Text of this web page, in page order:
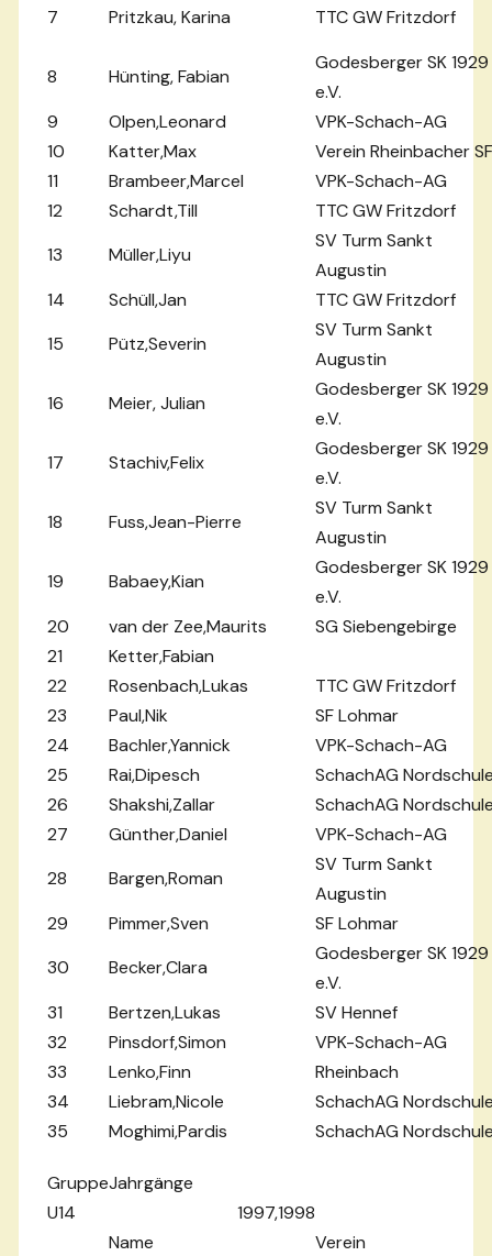
7 Pritzkau, Karina TTC GW Fritzdorf
8 Hünting, Fabian
Godesberger SK 1929
e.V.
9
Olpen,Leonard
VPK-Schach-AG
10
Katter,Max
Verein Rheinbacher
11
Brambeer,Marcel
VPK-Schach-AG
12
Schardt,Till
TTC GW Fritzdorf
13
Müller,Liyu
SV Turm Sankt
Augustin
14
Schüll,Jan
TTC GW Fritzdorf
15
Pütz,Severin
SV Turm Sankt
Augustin
16
Meier, Julian
Godesberger SK 1929
e.V.
17
Stachiv,Felix
Godesberger SK 1929
e.V.
18
Fuss,Jean-Pierre
SV Turm Sankt
Augustin
19
Babaey,Kian
Godesberger SK 1929
e.V.
20
van der Zee,Maurits
SG Siebengebirge
21
Ketter,Fabian
22
Rosenbach,Lukas
TTC GW Fritzdorf
23
Paul,Nik
SF Lohmar
24
Bachler,Yannick
VPK-Schach-AG
25
Rai,Dipesch
SchachAG
26
Shakshi,Zallar
SchachAG
27
Günther,Daniel
VPK-Schach-AG
28
Bargen,Roman
SV Turm Sankt
Augustin
29
Pimmer,Sven
SF Lohmar
30
Becker,Clara
Godesberger SK 1929
e.V.
31
Bertzen,Lukas
SV Hennef
32
Pinsdorf,Simon
VPK-Schach-AG
33
Lenko,Finn
Rheinbach
34
Liebram,Nicole
SchachAG
35
Moghimi,Pardis SchachAG
GruppeJahrgänge
U14
1997,1998
Name
Verein